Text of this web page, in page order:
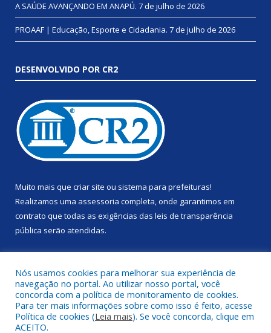
A SAÚDE AVANÇANDO EM ANAPÚ. 7 de julho de 2026
PROAAF | Educação, Esporte e Cidadania. 7 de julho de 2026
DESENVOLVIDO POR CR2
Muito mais que criar site ou sistema para prefeituras!
Realizamos uma assessoria completa, onde garantimos em
contrato que todas as exigências das leis de transparência
pública serão atendidas.
Todos os direitos reservados a Prefeitura Municipal de Anapu.
Nós usamos cookies para melhorar sua experiência de
navegação no portal. Ao utilizar nosso portal, você
concorda com a política de monitoramento de cookies.
Para ter mais informações sobre como isso é feito, acesse
Política de cookies (Leia mais). Se você concorda, clique em
ACEITO.